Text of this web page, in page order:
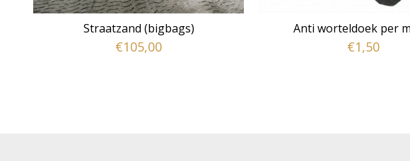
Straatzand (bigbags)
€105,00
Anti worteldoek per
€1,50